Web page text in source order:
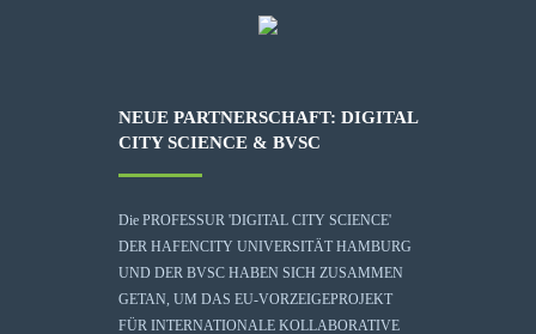
NEUE PARTNERSCHAFT: DIGITAL
CITY SCIENCE & BVSC
Die PROFESSUR 'DIGITAL CITY SCIENCE'
DER HAFENCITY UNIVERSITÄT HAMBURG
UND DER BVSC HABEN SICH ZUSAMMEN
GETAN, UM DAS EU-VORZEIGEPROJEKT
FÜR INTERNATIONALE KOLLABORATIVE